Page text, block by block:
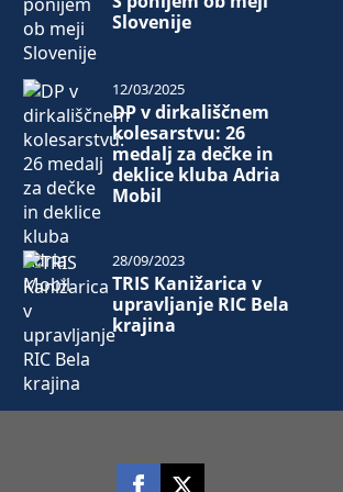
Slovenije
DP v dirkališčnem
kolesarstvu: 26
medalj za dečke in
deklice kluba Adria
Mobil
12/03/2025
TRIS Kanižarica v
upravljanje RIC Bela
krajina
28/09/2023